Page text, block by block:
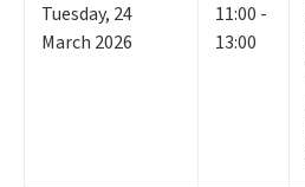
Tuesday, 24
March 2026
11:00 -
13:00